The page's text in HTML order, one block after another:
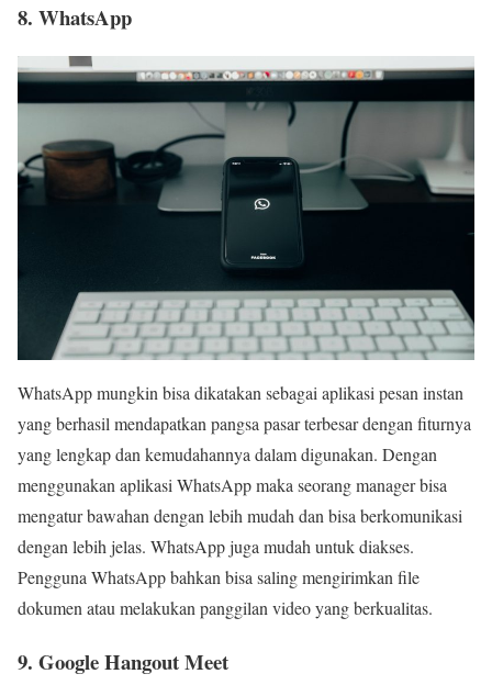
8. WhatsApp
WhatsApp mungkin bisa dikatakan sebagai aplikasi pesan instan
yang berhasil mendapatkan pangsa pasar terbesar dengan fiturnya
yang lengkap dan kemudahannya dalam digunakan. Dengan
menggunakan aplikasi WhatsApp maka seorang manager bisa
mengatur bawahan dengan lebih mudah dan bisa berkomunikasi
dengan lebih jelas. WhatsApp juga mudah untuk diakses.
Pengguna WhatsApp bahkan bisa saling mengirimkan file
dokumen atau melakukan panggilan video yang berkualitas.
9. Google Hangout Meet